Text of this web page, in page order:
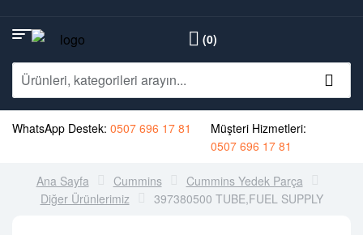
(0)
WhatsApp Destek: 0507 696 17 81
Müşteri Hizmetleri:
0507 696 17 81
Ana Sayfa Cummins
Cummins Yedek Parça
Diğer Ürünlerimiz
397380500 TUBE,FUEL SUPPLY